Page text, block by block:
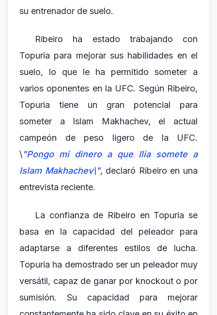
su entrenador de suelo.
Ribeiro ha estado trabajando con
Topuria para mejorar sus habilidades en el
suelo, lo que le ha permitido someter a
varios oponentes en la UFC. Según Ribeiro,
Topuria tiene un gran potencial para
someter a Islam Makhachev, el actual
campeón de peso ligero de la UFC.
\"Pongo mi dinero a que Ilia somete a
Islam Makhachev\", declaró Ribeiro en una
entrevista reciente.
La confianza de Ribeiro en Topuria se
basa en la capacidad del peleador para
adaptarse a diferentes estilos de lucha.
Topuria ha demostrado ser un peleador muy
versátil, capaz de ganar por knockout o por
sumisión. Su capacidad para mejorar